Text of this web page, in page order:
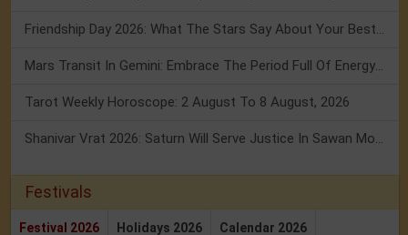
Tarot Weekly Horoscope: 2 August To 8 August, 2026
Festivals
Festival 2026 Holidays 2026 Calendar 2026